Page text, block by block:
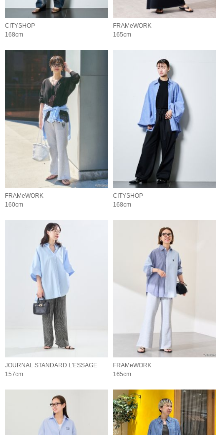
CITYSHOP
168cm
FRAMeWORK
165cm
FRAMeWORK
160cm
CITYSHOP
168cm
JOURNAL STANDARD L'ESSAGE
157cm
FRAMeWORK
165cm